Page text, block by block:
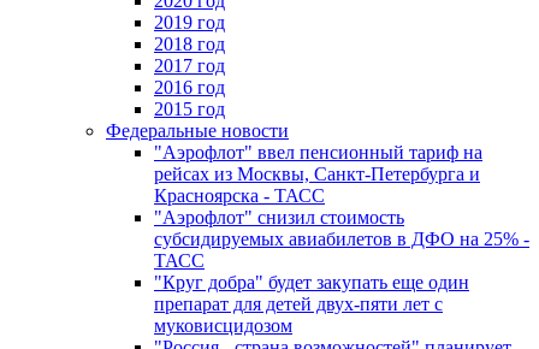
2019 год
2018 год
2017 год
2016 год
2015 год
Федеральные новости
"Аэрофлот" ввел пенсионный тариф на
рейсах из Москвы, Санкт-Петербурга и
Красноярска - ТАСС
"Аэрофлот" снизил стоимость
субсидируемых авиабилетов в ДФО на 25% -
ТАСС
"Круг добра" будет закупать еще один
препарат для детей двух-пяти лет с
муковисцидозом